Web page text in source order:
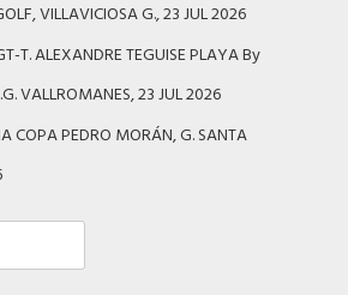
VILLAVICIOSA G., 23 JUL 2026
T. ALEXANDRE TEGUISE PLAYA By
VALLROMANES, 23 JUL 2026
COPA PEDRO MORÁN, G. SANTA